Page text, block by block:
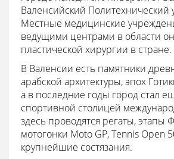
Валенсийский Политехнический
Местные медицинские
ведущими центрами в области
пластической хирургии в стране.
В Валенсии есть памятники
арабской архитектуры, эпох
а в последние годы город стал
спортивной столицей
здесь проводятся регаты, этапы
мотогонки Moto GP, Tennis Open
крупнейшие состязания.